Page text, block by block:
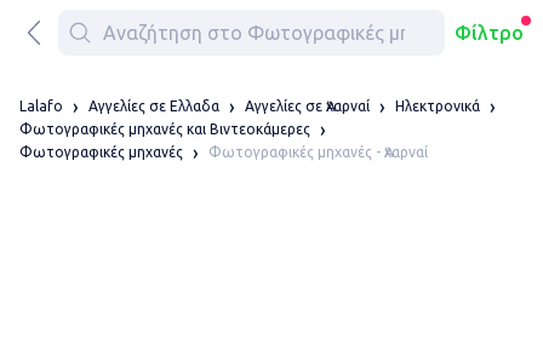
Φίλτρο
Lalafo Αγγελίες σε Ελλαδα Αγγελίες σε Ἀχαρναί
Ηλεκτρονικά
Φωτογραφικές μηχανές και Βιντεοκάμερες
Φωτογραφικές μηχανές
Φωτογραφικές μηχανές - Ἀχαρναί